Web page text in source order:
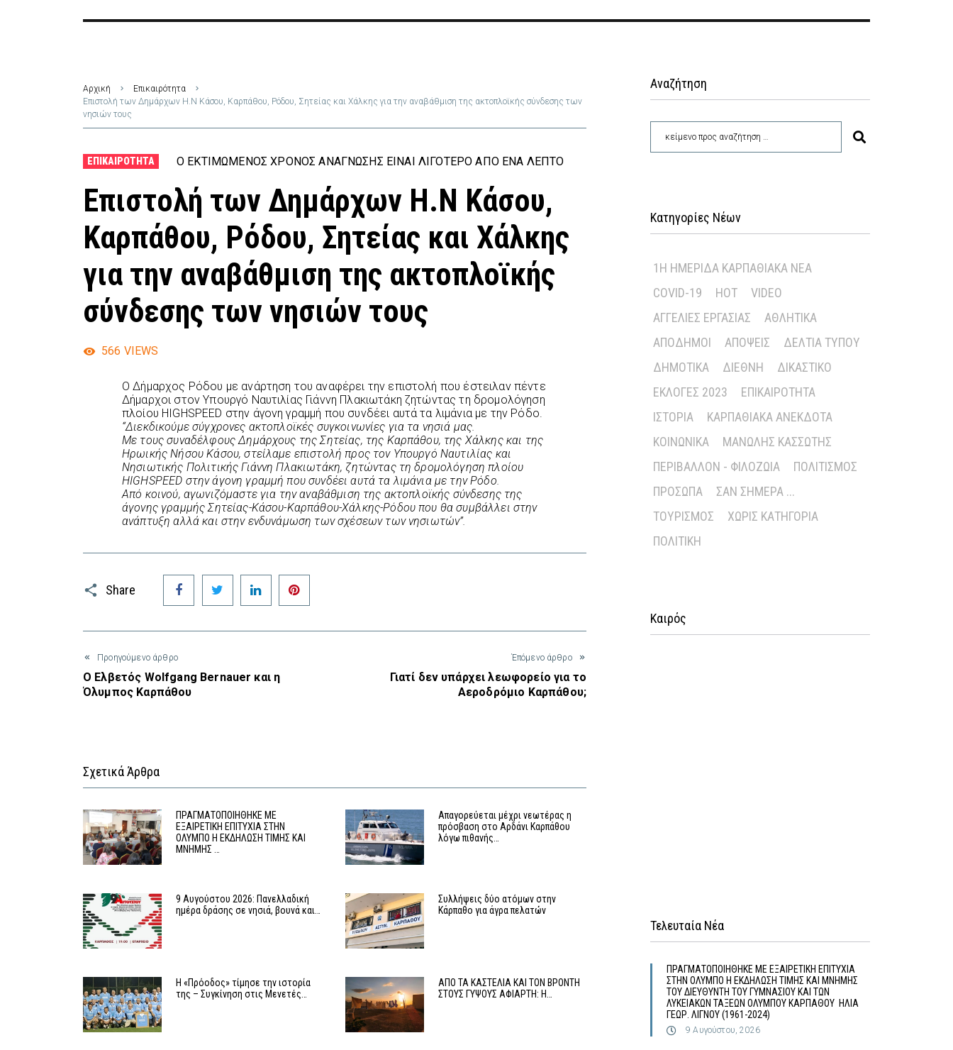
Αρχική
Επικαιρότητα
Επιστολή των Δημάρχων Η.Ν Κάσου, Καρπάθου, Ρόδου, Σητείας και Χάλκης για την αναβάθμιση της ακτοπλοϊκής σύνδεσης των
νησιών τους
ΕΠΙΚΑΙΡΌΤΗΤΑ Ο ΕΚΤΙΜΏΜΕΝΟΣ ΧΡΌΝΟΣ ΑΝΆΓΝΩΣΗΣ ΕΊΝΑΙ ΛΙΓΌΤΕΡΟ ΑΠΌ ΈΝΑ ΛΕΠΤΌ
Επιστολή των Δημάρχων Η.Ν Κάσου,
Καρπάθου, Ρόδου, Σητείας και Χάλκης
για την αναβάθμιση της ακτοπλοϊκής
σύνδεσης των νησιών τους
566 VIEWS
Ο Δήμαρχος Ρόδου με ανάρτηση του αναφέρει την επιστολή που έστειλαν πέντε
Δήμαρχοι στον Υπουργό Ναυτιλίας Γιάννη Πλακιωτάκη ζητώντας τη δρομολόγηση
πλοίου ΗΙGHSPEED στην άγονη γραμμή που συνδέει αυτά τα λιμάνια με την Ρόδο.
“Διεκδικούμε σύγχρονες ακτοπλοϊκές συγκοινωνίες για τα νησιά μας.
Με τους συναδέλφους Δημάρχους της Σητείας, της Καρπάθου, της Χάλκης και της
Ηρωικής Νήσου Κάσου, στείλαμε επιστολή προς τον Υπουργό Ναυτιλίας και
Νησιωτικής Πολιτικής Γιάννη Πλακιωτάκη, ζητώντας τη δρομολόγηση πλοίου
ΗΙGHSPEED στην άγονη γραμμή που συνδέει αυτά τα λιμάνια με την Ρόδο.
Από κοινού, αγωνιζόμαστε για την αναβάθμιση της ακτοπλοϊκής σύνδεσης της
άγονης γραμμής Σητείας-Κάσου-Καρπάθου-Χάλκης-Ρόδου που θα συμβάλλει στην
ανάπτυξη αλλά και στην ενδυνάμωση των σχέσεων των νησιωτών”.
Share
Facebook Twitter LinkedIn
Προηγούμενο άρθρο
O Ελβετός Wolfgang Bernauer και η
Όλυμπος Καρπάθου
Έπόμενο άρθρο
Γιατί δεν υπάρχει λεωφορείο για το
Αεροδρόμιο Καρπάθου;
Σχετικά Άρθρα
ΠΡΑΓΜΑΤΟΠΟΙΗΘΗΚΕ ΜΕ
ΕΞΑΙΡΕΤΙΚΗ ΕΠΙΤΥΧΙΑ ΣΤΗΝ
ΟΛΥΜΠΟ Η ΕΚΔΗΛΩΣΗ ΤΙΜΗΣ ΚΑΙ
ΜΝΗΜΗΣ …
Απαγορεύεται μέχρι νεωτέρας η
πρόσβαση στο Αρδάνι Καρπάθου
λόγω πιθανής…
9 Αυγούστου 2026: Πανελλαδική
ημέρα δράσης σε νησιά, βουνά και…
Συλλήψεις δύο ατόμων στην
Κάρπαθο για άγρα πελατών
Η «Πρόοδος» τίμησε την ιστορία
της – Συγκίνηση στις Μενετές…
ΑΠΟ ΤΑ ΚΑΣΤΕΛΙΑ ΚΑΙ ΤΟΝ ΒΡΟΝΤΗ
ΣΤΟΥΣ ΓΥΨΟΥΣ ΑΦΙΑΡΤΗ: Η…
Αναζήτηση
Κατηγορίες Νέων
1Η ΗΜΕΡΊΔΑ ΚΑΡΠΑΘΙΑΚΆ ΝΈΑ
COVID-19
HOT
VIDEO
ΑΓΓΕΛΊΕΣ ΕΡΓΑΣΊΑΣ
ΑΘΛΗΤΙΚΆ
ΑΠΌΔΗΜΟΙ
ΑΠΌΨΕΙΣ
ΔΕΛΤΊΑ ΤΎΠΟΥ
ΔΗΜΟΤΙΚΆ
ΔΙΕΘΝΉ
ΔΙΚΑΣΤΙΚΌ
ΕΚΛΟΓΈΣ 2023
ΕΠΙΚΑΙΡΌΤΗΤΑ
ΙΣΤΟΡΊΑ
ΚΑΡΠΑΘΙΑΚΆ ΑΝΈΚΔΟΤΑ
ΚΟΙΝΩΝΙΚΆ
ΜΑΝΏΛΗΣ ΚΑΣΣΏΤΗΣ
ΠΕΡΙΒΆΛΛΟΝ - ΦΙΛΟΖΩΊΑ
ΠΟΛΙΤΙΣΜΌΣ
ΠΡΌΣΩΠΑ
ΣΑΝ ΣΉΜΕΡΑ ...
ΤΟΥΡΙΣΜΌΣ
ΧΩΡΊΣ ΚΑΤΗΓΟΡΊΑ
ΠΟΛΙΤΙΚΉ
Καιρός
Τελευταία Νέα
ΠΡΑΓΜΑΤΟΠΟΙΗΘΗΚΕ ΜΕ ΕΞΑΙΡΕΤΙΚΗ ΕΠΙΤΥΧΙΑ
ΣΤΗΝ ΟΛΥΜΠΟ Η ΕΚΔΗΛΩΣΗ ΤΙΜΗΣ ΚΑΙ ΜΝΗΜΗΣ
ΤΟΥ ΔΙΕΥΘΥΝΤΗ ΤΟΥ ΓΥΜΝΑΣΙΟΥ ΚΑΙ ΤΩΝ
ΛΥΚΕΙΑΚΩΝ ΤΑΞΕΩΝ ΟΛΥΜΠΟΥ ΚΑΡΠΑΘΟΥ ΗΛΙΑ
ΓΕΩΡ. ΛΙΓΝΟΥ (1961-2024)
9 Αυγούστου, 2026